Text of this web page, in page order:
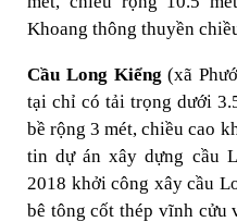
Khoang thông thuyền
Cầu Long Kiểng (xã
tại chỉ có tải trọng dưới
bề rộng 3 mét, chiều cao
tin dự án xây dựng cầu
2018 khởi công xây cầu
bê tông cốt thép vĩnh cửu